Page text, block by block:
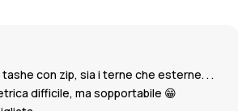
con zip, sia i terne che esterne. . .
difficile, ma sopportabile 😁